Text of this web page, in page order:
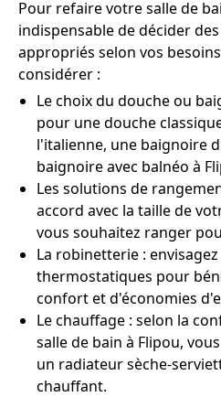
Pour refaire votre salle de
indispensable de décider
appropriés selon vos
considérer :
Le choix du douche ou
pour une douche
l'italienne, une baignoire
baignoire avec balnéo à
Les solutions de
accord avec la taille de
vous souhaitez ranger
La robinetterie :
thermostatiques pour
confort et d'économies
Le chauffage : selon la
salle de bain à Flipou,
un radiateur sèche-
chauffant.